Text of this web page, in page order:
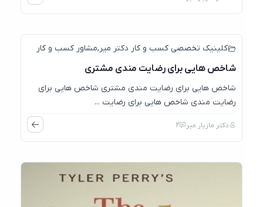
کلینیک تخصصی کسب و کار دکتر میر, مشاور کسب و کار
شاخص هایی برای رضایت مندی مشتری
شاخص هایی برای رضایت مندی مشتری شاخص هایی برای
رضایت مندی شاخص هایی برای رضایت ...
دکتر مازیار میر 2